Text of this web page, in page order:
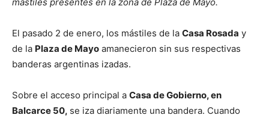
El pasado 2 de enero, los mástiles de la Casa Rosada y
de la Plaza de Mayo amanecieron sin sus respectivas
banderas argentinas izadas.
Sobre el acceso principal a Casa de Gobierno, en
Balcarce 50, se iza diariamente una bandera. Cuando